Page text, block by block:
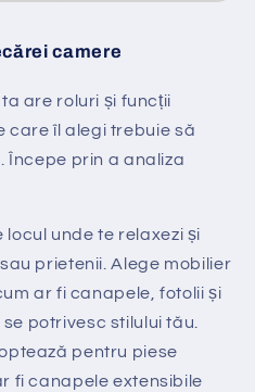
camere
are roluri și funcții
care îl alegi trebuie să
Începe prin a analiza
locul unde te relaxezi și
prietenii. Alege mobilier
ar fi canapele, fotolii și
potrivesc stilului tău.
pentru piese
fi canapele extensibile